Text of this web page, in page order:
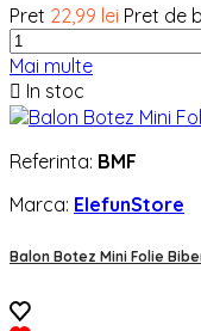
Pret 22,99 lei Pret de
Mai multe
 In stoc
Referinta: BMF
Marca: ElefunStore
Balon Botez Mini Folie